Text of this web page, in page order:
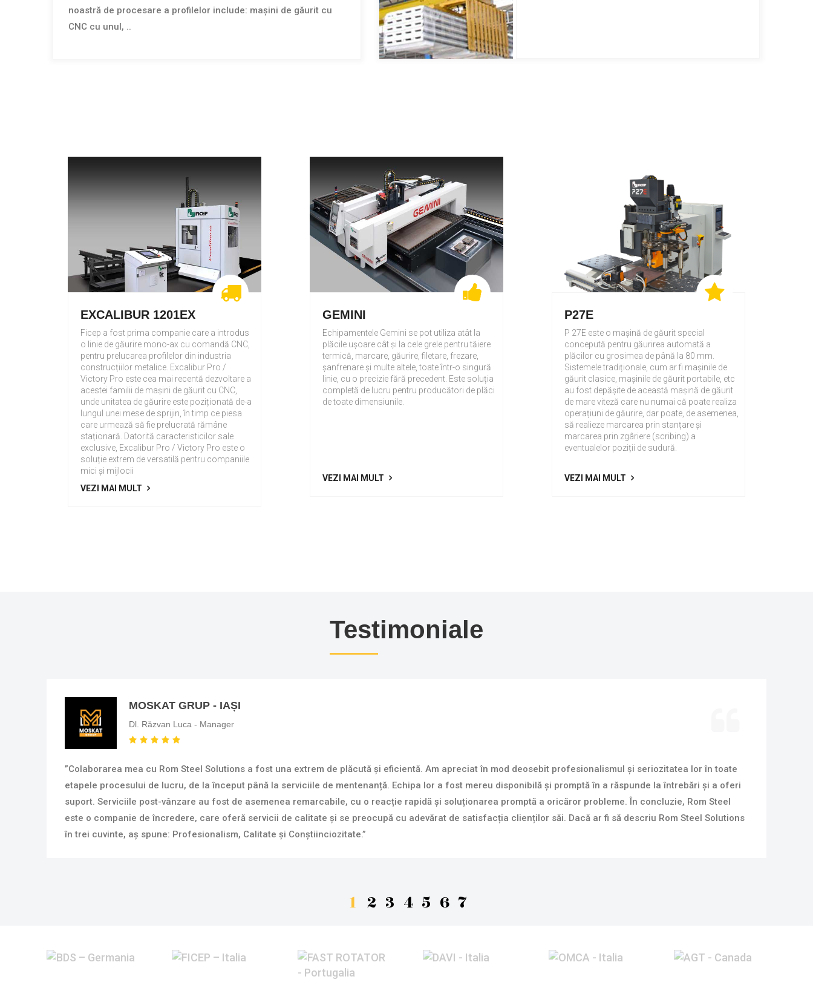
noastră de procesare a profilelor include: mașini de găurit cu
CNC cu unul, ..
EXCALIBUR 1201EX
Ficep a fost prima companie care a introdus
o linie de găurire mono-ax cu comandă CNC,
pentru prelucarea profilelor din industria
construcțiilor metalice. Excalibur Pro /
Victory Pro este cea mai recentă dezvoltare a
acestei familii de mașini de găurit cu CNC,
unde unitatea de găurire este poziționată de-a
lungul unei mese de sprijin, în timp ce piesa
care urmează să fie prelucrată rămâne
staționară. Datorită caracteristicilor sale
exclusive, Excalibur Pro / Victory Pro este o
soluție extrem de versatilă pentru companiile
mici și mijlocii
VEZI MAI MULT
GEMINI
Echipamentele Gemini se pot utiliza atât la
plăcile ușoare cât și la cele grele pentru tăiere
termică, marcare, găurire, filetare, frezare,
șanfrenare și multe altele, toate într-o singură
linie, cu o precizie fără precedent. Este soluția
completă de lucru pentru producători de plăci
de toate dimensiunile.
VEZI MAI MULT
P27E
P 27E este o mașină de găurit special
concepută pentru găurirea automată a
plăcilor cu grosimea de până la 80 mm.
Sistemele tradiționale, cum ar fi mașinile de
găurit clasice, mașinile de găurit portabile, etc
au fost depășite de această mașină de găurit
de mare viteză care nu numai că poate realiza
operațiuni de găurire, dar poate, de asemenea,
să realieze marcarea prin stanțare și
marcarea prin zgâriere (scribing) a
eventualelor poziții de sudură.
VEZI MAI MULT
Testimoniale
MOSKAT GRUP - IAȘI
Dl. Răzvan Luca - Manager
”Colaborarea mea cu Rom Steel Solutions a fost una extrem de plăcută și eficientă. Am apreciat în mod deosebit profesionalismul și seriozitatea lor în toate
etapele procesului de lucru, de la început până la serviciile de mentenanță. Echipa lor a fost mereu disponibilă și promptă în a răspunde la întrebări și a oferi
suport. Serviciile post-vânzare au fost de asemenea remarcabile, cu o reacție rapidă și soluționarea promptă a oricăror probleme. În concluzie, Rom Steel
este o companie de încredere, care oferă servicii de calitate și se preocupă cu adevărat de satisfacția clienților săi. Dacă ar fi să descriu Rom Steel Solutions
în trei cuvinte, aș spune: Profesionalism, Calitate și Conștiinciozitate.”
1 2 3 4 5 6 7